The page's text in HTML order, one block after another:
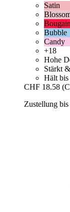
Satin
Bubble
Candy
+18
Hohe
Stärkt
Hält bis
CHF 18.58
Zustellung